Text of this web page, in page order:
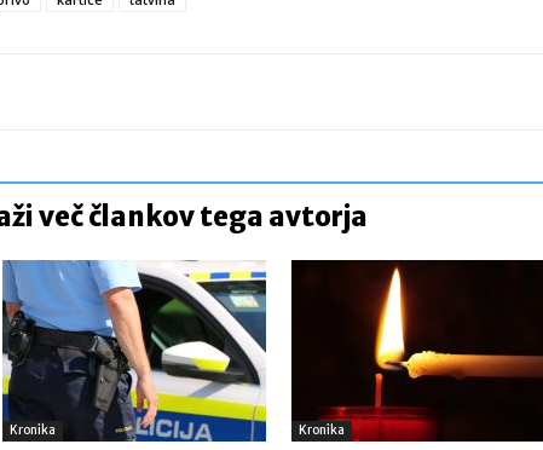
več člankov tega avtorja
Kronika Kronika